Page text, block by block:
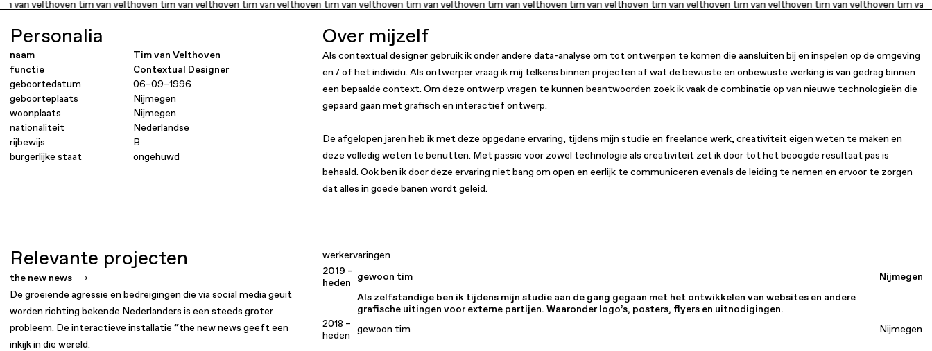
van velthoven tim van velthoven tim van velthoven tim van velthoven tim van velthoven tim van velthoven tim van velthoven tim van velthoven tim van velthoven tim van velthoven tim van velthoven tim
Personalia
naam
Tim van Velthoven
functie
Contextual Designer
geboortedatum
06–09–1996
geboorteplaats
Nijmegen
woonplaats
Nijmegen
nationaliteit
Nederlandse
rijbewijs
B
burgerlijke staat
ongehuwd
Over mijzelf
Als contextual designer gebruik ik onder andere data-analyse om tot ontwerpen te komen die aansluiten bij en inspelen op de omgeving
en / of het individu. Als ontwerper vraag ik mij telkens binnen projecten af wat de bewuste en onbewuste werking is van gedrag binnen
een bepaalde context. Om deze ontwerp vragen te kunnen beantwoorden zoek ik vaak de combinatie op van nieuwe technologieën die
gepaard gaan met grafisch en interactief ontwerp.
De afgelopen jaren heb ik met deze opgedane ervaring, tijdens mijn studie en freelance werk, creativiteit eigen weten te maken en
deze volledig weten te benutten. Met passie voor zowel technologie als creativiteit zet ik door tot het beoogde resultaat pas is
behaald. Ook ben ik door deze ervaring niet bang om open en eerlijk te communiceren evenals de leiding te nemen en ervoor te zorgen
dat alles in goede banen wordt geleid.
Relevante projecten
the new news ⟶
De groeiende agressie en bedreigingen die via social media geuit
worden richting bekende Nederlanders is een steeds groter
probleem. De interactieve installatie “the new news geeft een
inkijk in die wereld.
werkervaringen
2019 –
heden
gewoon tim
Nijmegen
Als zelfstandige ben ik tijdens mijn studie aan de gang gegaan met het ontwikkelen van websites en andere
grafische uitingen voor externe partijen. Waaronder logo’s, posters, flyers en uitnodigingen.
2018 –
heden
gewoon tim Nijmegen